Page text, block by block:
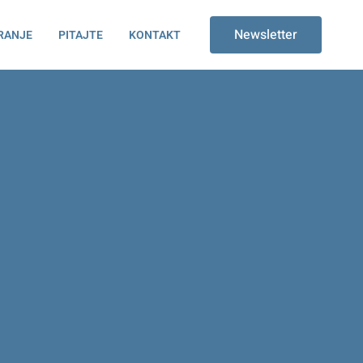
PITAJTE KONTAKT Newsletter